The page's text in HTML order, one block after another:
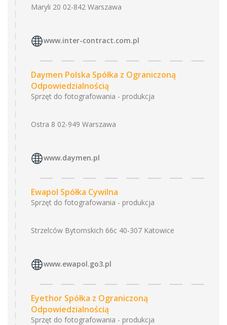
Maryli 20 02-842 Warszawa
www.inter-contract.com.pl
Daymen Polska Spółka z Ograniczoną
Odpowiedzialnością
Sprzęt do fotografowania - produkcja
Ostra 8 02-949 Warszawa
www.daymen.pl
Ewapol Spółka Cywilna
Sprzęt do fotografowania - produkcja
Strzelców Bytomskich 66c 40-307 Katowice
www.ewapol.go3.pl
Eyethor Spółka z Ograniczoną
Odpowiedzialnością
Sprzęt do fotografowania - produkcja